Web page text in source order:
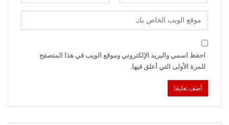
احفظ اسمي والبريد الإلكتروني وموقع الويب في هذا المتصفح
للمرة الأولى التي أعلق فيها.